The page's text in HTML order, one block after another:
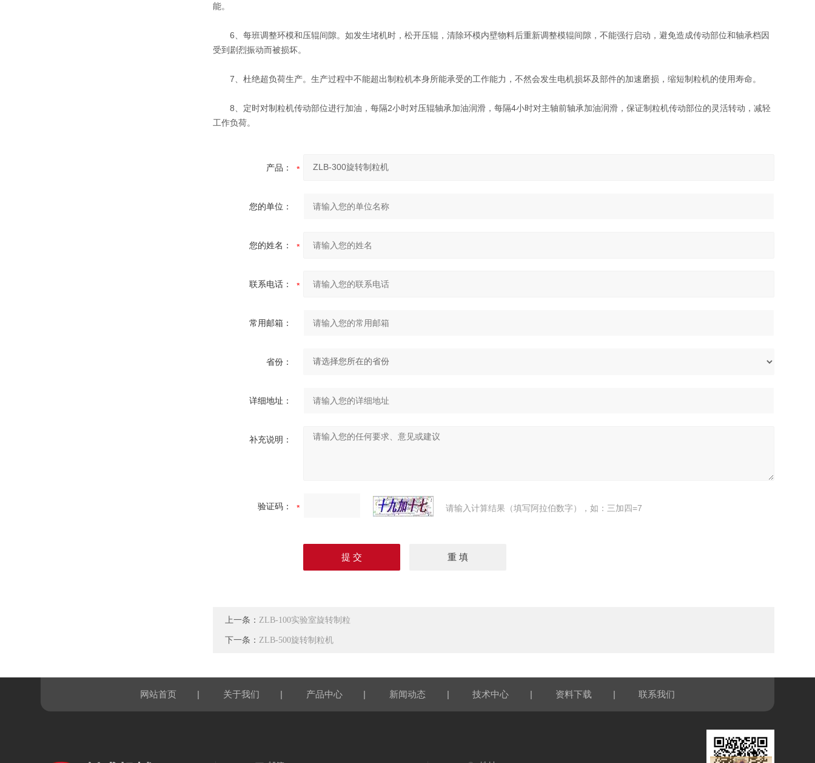
能。
6、每班调整环模和压辊间隙。如发生堵机时，松开压辊，清除环模内壁物料后重新调整模辊间隙，不能强行启动，避免造成传动部位和轴承档因
受到剧烈振动而被损坏。
7、杜绝超负荷生产。生产过程中不能超出制粒机本身所能承受的工作能力，不然会发生电机损坏及部件的加速磨损，缩短制粒机的使用寿命。
8、定时对制粒机传动部位进行加油，每隔2小时对压辊轴承加油润滑，每隔4小时对主轴前轴承加油润滑，保证制粒机传动部位的灵活转动，减轻
工作负荷。
产品：
您的单位：
您的姓名：
联系电话：
常用邮箱：
省份：
详细地址：
补充说明：
验证码： 请输入计算结果（填写阿拉伯数字），如：三加四=7
上一条： ZLB-100实验室旋转制粒
下一条： ZLB-500旋转制粒机
网站首页 | 关于我们 | 产品中心 | 新闻动态 | 技术中心 | 资料下载 | 联系我们